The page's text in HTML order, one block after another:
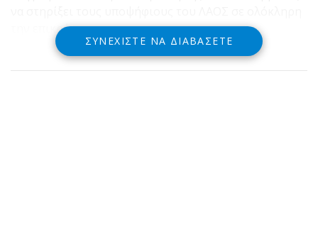
την επικράτεια
ΣΥΝΕΧΊΣΤΕ ΝΑ ΔΙΑΒΆΣΕΤΕ